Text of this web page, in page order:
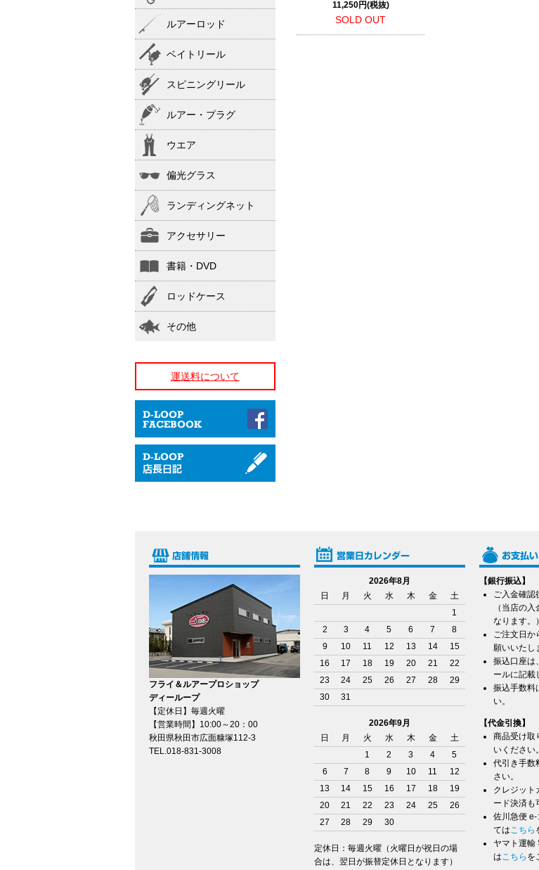
11,250円(税抜)
SOLD OUT
ルアーロッド
ベイトリール
スピニングリール
ルアー・プラグ
ウエア
偏光グラス
ランディングネット
アクセサリー
書籍・DVD
ロッドケース
その他
運送料について
フライ＆ルアープロショップ
ディーループ
【定休日】毎週火曜
【営業時間】10:00～20：00
秋田県秋田市広面糠塚112-3
TEL.018-831-3008
2026年8月
日
月 火 水 木 金
土
1
2
3 4 5 6 7
8
9
10 11 12 13 14
15
16
17 18 19 20 21
22
23
24 25 26 27 28
29
30
31
2026年9月
日
月 火 水 木 金
土
1
2 3 4
5
6
7 8 9 10 11
12
13
14 15 16 17 18
19
20
21 22 23 24 25
26
27
28 29 30
定休日：毎週火曜（火曜日が祝日の場
合は、翌日が振替定休日となります）
【銀行振込】
ご入金確認
（当店の
なります。）
ご注文日か
願いいたし
振込口座は
ールに記載
振込手数料
い。
【代金引換】
商品受け取
いください。
代引き手数
さい。
クレジット
ード決済も
佐川急便
てはこちら
ヤマト運輸
はこちら を